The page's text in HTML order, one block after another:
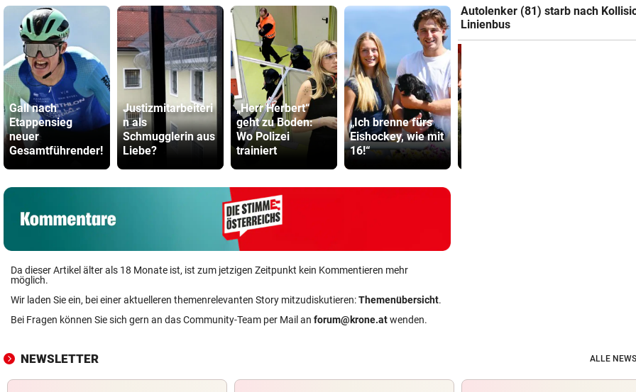
Gall nach
Etappensieg
neuer
Gesamtführender!
Justizmitarbeiteri
n als
Schmugglerin aus
Liebe?
„Herr Herbert“
geht zu Boden:
Wo Polizei
trainiert
„Ich brenne fürs
Eishockey, wie mit
16!“
Da dieser Artikel älter als 18 Monate ist, ist zum jetzigen Zeitpunkt kein Kommentieren mehr
möglich.
Wir laden Sie ein, bei einer aktuelleren themenrelevanten Story mitzudiskutieren:Themenübersicht.
Bei Fragen können Sie sich gern an das Community-Team per Mail an forum@krone.atwenden.
Autolenker (81) starb nach
Linienbus
NEWSLETTER ALLE